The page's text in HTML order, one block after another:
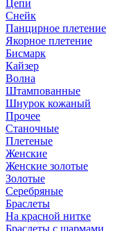
Цепи
Снейк
Панцирное плетение
Якорное плетение
Бисмарк
Кайзер
Волна
Штампованные
Шнурок кожаный
Прочее
Станочные
Плетеные
Женские
Женские золотые
Золотые
Серебряные
Браслеты
На красной нитке
Браслеты с шармами